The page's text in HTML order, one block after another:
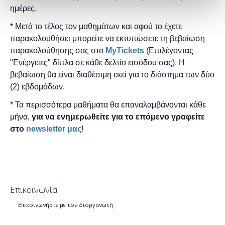
ημέρες.
* Μετά το τέλος τον μαθημάτων και αφού το έχετε
παρακολουθήσει μπορείτε να εκτυπώσετε τη βεβαίωση
παρακολούθησης ​σας στο MyTickets (Επιλέγοντας
"Ενέργειες" δίπλα σε κάθε δελτίο εισόδου σας). Η
βεβαίωση θα είναι διαθέσιμη εκεί για το διάστημα των δύο
(2) εβδομάδων.
* Τα περισσότερα μαθήματα θα επαναλαμβάνονται κάθε
μήνα, για να ενημερωθείτε για το επόμενο γραφείτε
στο newsletter μας!
Επικοινωνία
Επικοινωνήστε με τον διοργανωτή